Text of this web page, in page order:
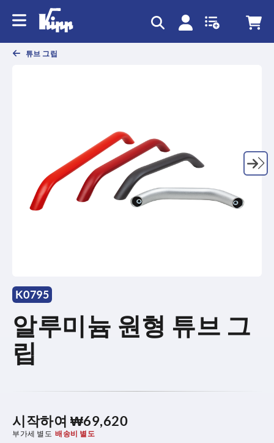
튜브 그립
K0795
알루미늄 원형 튜브 그
립
시작하여 ₩69,620
부가세 별도 배송비 별도